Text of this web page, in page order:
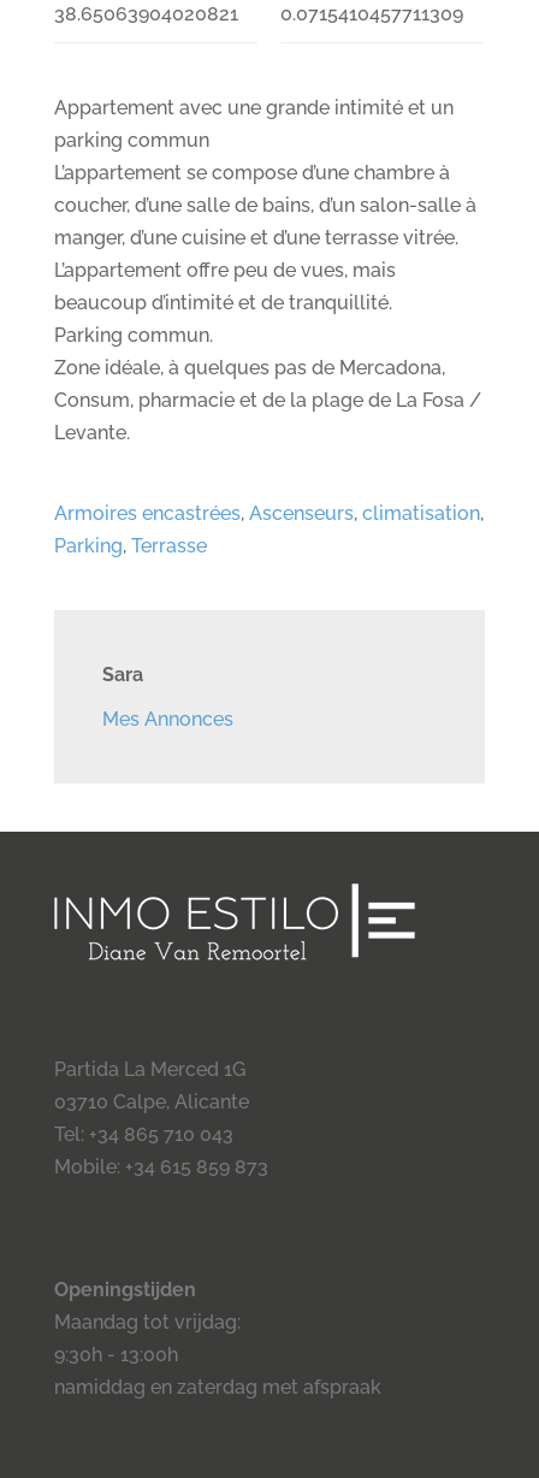
38.65063904020821
0.0715410457711309
Appartement avec une grande intimité et un
parking commun
L’appartement se compose d’une chambre à
coucher, d’une salle de bains, d’un salon-salle à
manger, d’une cuisine et d’une terrasse vitrée.
L’appartement offre peu de vues, mais
beaucoup d’intimité et de tranquillité.
Parking commun.
Zone idéale, à quelques pas de Mercadona,
Consum, pharmacie et de la plage de La Fosa /
Levante.
Armoires encastrées, Ascenseurs, climatisation,
Parking, Terrasse
Sara
Mes Annonces
Partida La Merced 1G
03710 Calpe, Alicante
Tel: +34 865 710 043
Mobile: +34 615 859 873
Openingstijden
Maandag tot vrijdag:
9:30h - 13:00h
namiddag en zaterdag met afspraak